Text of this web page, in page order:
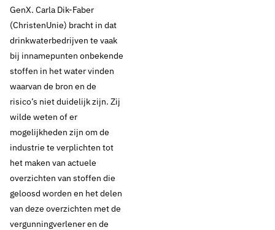
Water: Tweede
Kamer wil steviger
inzet minister voor
beschermen
drinkwaterbronnen
Thema's:
Drinkwaterbronnen en opkomende stoffen
GenX. Carla Dik-Faber
(ChristenUnie) bracht in dat
drinkwaterbedrijven te vaak
bij innamepunten onbekende
stoffen in het water vinden
waarvan de bron en de
risico’s niet duidelijk zijn. Zij
wilde weten of er
mogelijkheden zijn om de
industrie te verplichten tot
het maken van actuele
overzichten van stoffen die
geloosd worden en het delen
van deze overzichten met de
vergunningverlener en de